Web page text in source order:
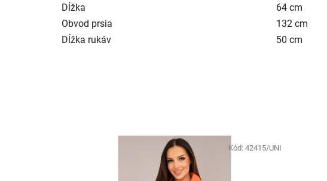
Dĺžka
64 cm
Obvod prsia
132 cm
Dĺžka rukáv
50 cm
Kód:42415/UNI